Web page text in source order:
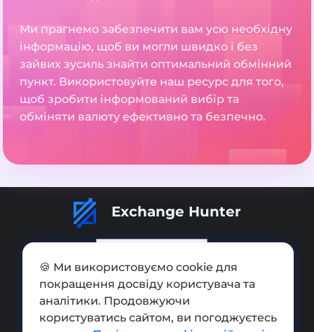
Ми прагнемо забезпечити вам усю необхідну
інформацію, щоб ви могли швидко і без
зайвих зусиль знайти оптимальний обмінний
пункт. Використовуйте наш ресурс для того,
щоб зробити інформований вибір та
обміняти валюту ефективно та безпечно.
Exchange Hunter
Додати обмінник
Мапа сайту
🍪 Ми використовуємо cookie для
покращення досвіду користувача та
аналітики. Продовжуючи
користуватись сайтом, ви погоджуєтесь